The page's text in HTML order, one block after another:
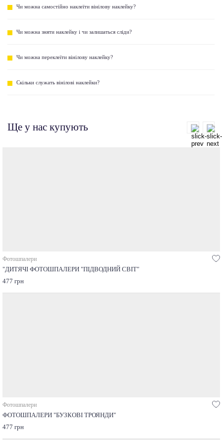
Чи можна самостійно наклеїти вінілову наклейку?
Чи можна зняти наклейку і чи залишаться сліди?
Чи можна переклеїти вінілову наклейку?
Скільки служать вінілові наклейки?
Ще у нас купують
Фотошпалери
"ДИТЯЧІ ФОТОШПАЛЕРИ "ПІДВОДНИЙ СВІТ"
477 грн
Фотошпалери
ФОТОШПАЛЕРИ "БУЗКОВІ ТРОЯНДИ"
477 грн